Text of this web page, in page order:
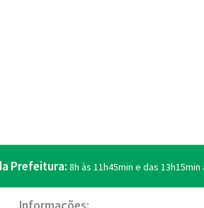
Prefeitura: 8h às 11h45min e das 13h15min
Informações: